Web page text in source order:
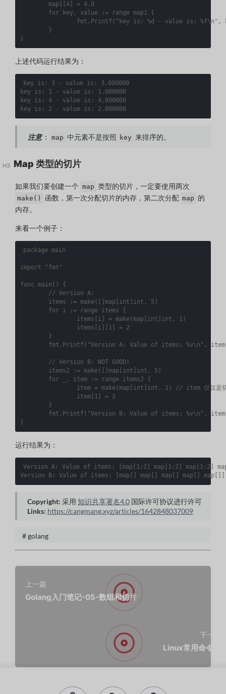
map1 4 = 4.0
for
key , value := range map1 {
fmt . Printf ( "key is: %d - value is: %f\n" ,
}
}
上述代码运行结果为：
key is : 3 - value is :
3.000000
key is : 1 - value is :
1.000000
key is : 4 - value is :
4.000000
key is : 2 - value is : 2.000000
注意： map 中元素不是按照 key 来排序的。
Map 类型的切片
如果我们要创建一个 map 类型的切片，一定要使用两次
make() 函数，第一次分配切片的内存，第二次分配 map 的
内存。
来看一个例子：
package main
import "fmt"
func main ()
{
items
:= make([] map int int , 5 )
for i := range items
{
items
i = make( map int int , 1 )
items
i 1 = 2
}
fmt . Printf ( "Version A: Value of items: %v\n" ,
items2
:= make([] map int int , 5 )
for
, item := range items2
{
item = make( map int int , 1 )
item 1 = 2
}
fmt . Printf ( "Version B: Value of items: %v\n" ,
}
运行结果为：
Version A: Value of items : map[ 1: 2 map[ 1: 2 map[ 1: 2
Version
B : Value of items : map map map map map
Copyright: 采用 知识共享署名4.0 国际许可协议进行许可
Links: https://cangmang.xyz/articles/1642848037009
# golang
上一篇
Golang入门笔记-05-数组和切片
下一篇
Linux常用命令行